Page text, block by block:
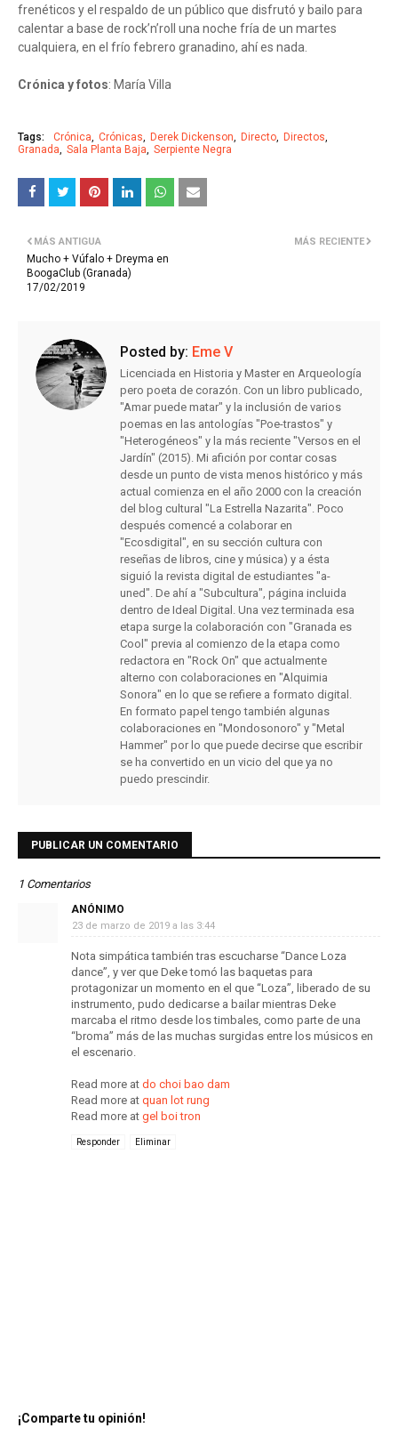
frenéticos y el respaldo de un público que disfrutó y bailo para
calentar a base de rock’n’roll una noche fría de un martes
cualquiera, en el frío febrero granadino, ahí es nada.
Crónica y fotos: María Villa
Tags: Crónica Crónicas Derek Dickenson Directo
Directos
Granada
Sala Planta Baja Serpiente Negra
MÁS RECIENTE
MÁS ANTIGUA
Mucho + Vúfalo + Dreyma en
BoogaClub (Granada)
17/02/2019
Posted by: Eme V
Licenciada en Historia y Master en Arqueología
pero poeta de corazón. Con un libro publicado,
"Amar puede matar" y la inclusión de varios
poemas en las antologías "Poe-trastos" y
"Heterogéneos" y la más reciente "Versos en el
Jardín" (2015). Mi afición por contar cosas
desde un punto de vista menos histórico y más
actual comienza en el año 2000 con la creación
del blog cultural "La Estrella Nazarita". Poco
después comencé a colaborar en
"Ecosdigital", en su sección cultura con
reseñas de libros, cine y música) y a ésta
siguió la revista digital de estudiantes "a-
uned". De ahí a "Subcultura", página incluida
dentro de Ideal Digital. Una vez terminada esa
etapa surge la colaboración con "Granada es
Cool" previa al comienzo de la etapa como
redactora en "Rock On" que actualmente
alterno con colaboraciones en "Alquimia
Sonora" en lo que se refiere a formato digital.
En formato papel tengo también algunas
colaboraciones en "Mondosonoro" y "Metal
Hammer" por lo que puede decirse que escribir
se ha convertido en un vicio del que ya no
puedo prescindir.
PUBLICAR UN COMENTARIO
1 Comentarios
ANÓNIMO
23 de marzo de 2019 a las 3:44
Nota simpática también tras escucharse “Dance Loza
dance”, y ver que Deke tomó las baquetas para
protagonizar un momento en el que “Loza”, liberado de su
instrumento, pudo dedicarse a bailar mientras Deke
marcaba el ritmo desde los timbales, como parte de una
“broma” más de las muchas surgidas entre los músicos en
el escenario.
Read more at do choi bao dam
Read more at quan lot rung
Read more at gel boi tron
Responder Eliminar
¡Comparte tu opinión!